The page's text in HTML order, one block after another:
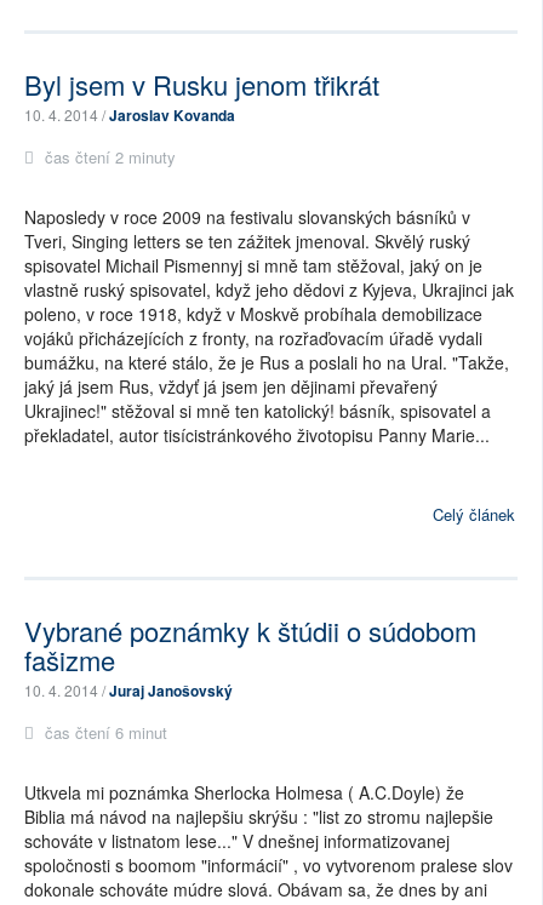
Byl jsem v Rusku jenom třikrát
10. 4. 2014 /Jaroslav Kovanda
čas čtení 2 minuty
Naposledy v roce 2009 na festivalu slovanských básníků v
Tveri, Singing letters se ten zážitek jmenoval. Skvělý ruský
spisovatel Michail Pismennyj si mně tam stěžoval, jaký on je
vlastně ruský spisovatel, když jeho dědovi z Kyjeva, Ukrajinci jak
poleno, v roce 1918, když v Moskvě probíhala demobilizace
vojáků přicházejících z fronty, na rozřaďovacím úřadě vydali
bumážku, na které stálo, že je Rus a poslali ho na Ural. "Takže,
jaký já jsem Rus, vždyť já jsem jen dějinami převařený
Ukrajinec!" stěžoval si mně ten katolický! básník, spisovatel a
překladatel, autor tisícistránkového životopisu Panny Marie...
Celý článek
Vybrané poznámky k štúdii o súdobom
fašizme
10. 4. 2014 /Juraj Janošovský
čas čtení 6 minut
Utkvela mi poznámka Sherlocka Holmesa ( A.C.Doyle) že
Biblia má návod na najlepšiu skrýšu : "list zo stromu najlepšie
schováte v listnatom lese..." V dnešnej informatizovanej
spoločnosti s boomom "informácií" , vo vytvorenom pralese slov
dokonale schováte múdre slová. Obávam sa, že dnes by ani